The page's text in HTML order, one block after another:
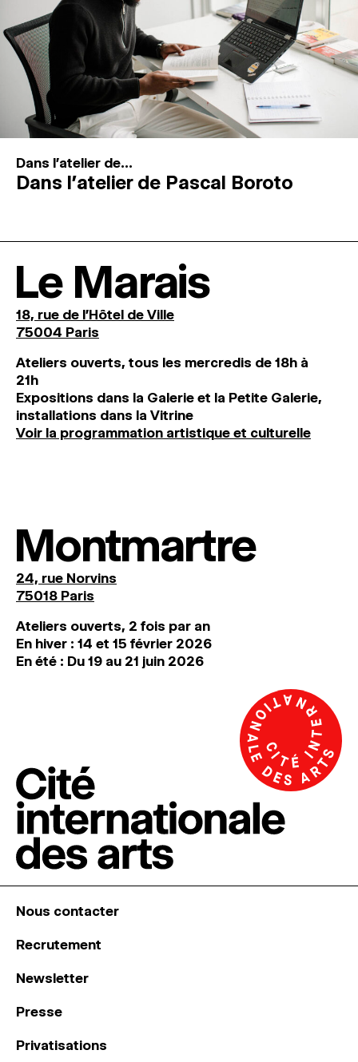
Dans l'atelier de...
Dans l’atelier de Pascal Boroto
Le Marais
18, rue de l'Hôtel de Ville
75004 Paris
Ateliers ouverts, tous les mercredis de 18h à
21h
Expositions dans la Galerie et la Petite Galerie,
installations dans la Vitrine
Voir la programmation artistique et culturelle
Montmartre
24, rue Norvins
75018 Paris
Ateliers ouverts, 2 fois par an
En hiver : 14 et 15 février 2026
En été : Du 19 au 21 juin 2026
Nous contacter
Recrutement
Newsletter
Presse
Privatisations